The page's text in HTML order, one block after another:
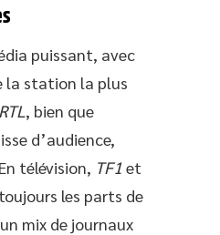
puissant, avec
la station la plus
RTL , bien que
d’audience,
télévision, TF1et
les parts de
mix de journaux